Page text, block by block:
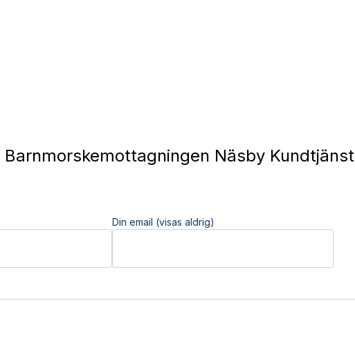
Barnmorskemottagningen Näsby Kundtjänst
Din email (visas aldrig)